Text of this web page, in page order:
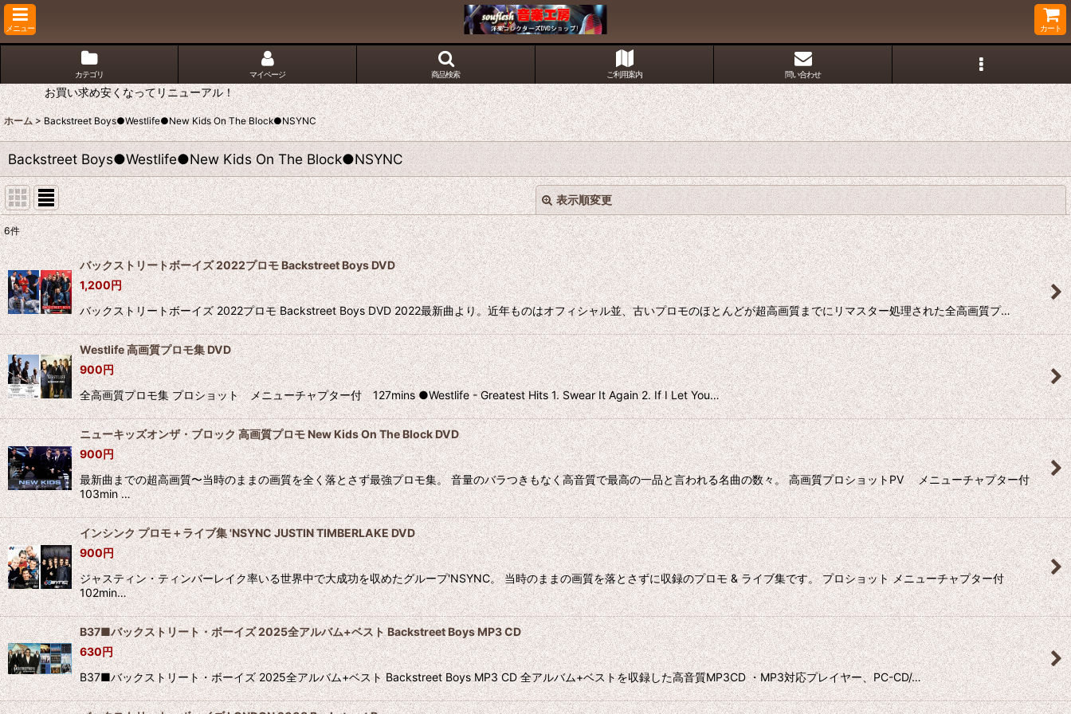
メニュー カート
カテゴリ マイページ 商品検索 ご利用案内 問い合わせ
お買い求め安くなってリニューアル！
ホーム > Backstreet Boys●Westlife●New Kids On The Block●NSYNC
Backstreet Boys●Westlife●New Kids On The Block●NSYNC
表示順変更
表示数:
並び順:
絞り込む
閉じる
6件
バックストリートボーイズ 2022プロモ Backstreet Boys DVD
1,200円
バックストリートボーイズ 2022プロモ Backstreet Boys DVD 2022最新曲より。近年ものはオフィシャル並、古いプロモのほとんどが超高画質までにリマスター処理された全高画質プ…
Westlife 高画質プロモ集 DVD
900円
全高画質プロモ集 プロショット メニューチャプター付 127mins ●Westlife - Greatest Hits 1. Swear It Again 2. If I Let You…
ニューキッズオンザ・ブロック 高画質プロモ New Kids On The Block DVD
900円
最新曲までの超高画質〜当時のままの画質を全く落とさず最強プロモ集。 音量のバラつきもなく高音質で最高の一品と言われる名曲の数々。 高画質プロショットPV メニューチャプター付
103min …
インシンク プロモ＋ライブ集 'NSYNC JUSTIN TIMBERLAKE DVD
900円
ジャスティン・ティンバーレイク率いる世界中で大成功を収めたグループ'NSYNC。 当時のままの画質を落とさずに収録のプロモ & ライブ集です。 プロショット メニューチャプター付
102min…
B37■バックストリート・ボーイズ 2025全アルバム+ベスト Backstreet Boys MP3 CD
630円
B37■バックストリート・ボーイズ 2025全アルバム+ベスト Backstreet Boys MP3 CD 全アルバム+ベストを収録した高音質MP3CD ・MP3対応プレイヤー、PC-CD/…